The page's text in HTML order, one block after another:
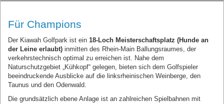
Für Champions
Der Kiawah Golfpark ist ein 18-Loch Meisterschaftsplatz (Hunde an
der Leine erlaubt) inmitten des Rhein-Main Ballungsraumes, der
verkehrstechnisch optimal zu erreichen ist. Nahe dem
Naturschutzgebiet „Kühkopf“ gelegen, bieten sich dem Golfspieler
beeindruckende Ausblicke auf die linksrheinischen Weinberge, den
Taunus und den Odenwald.
Die grundsätzlich ebene Anlage ist an zahlreichen Spielbahnen mit